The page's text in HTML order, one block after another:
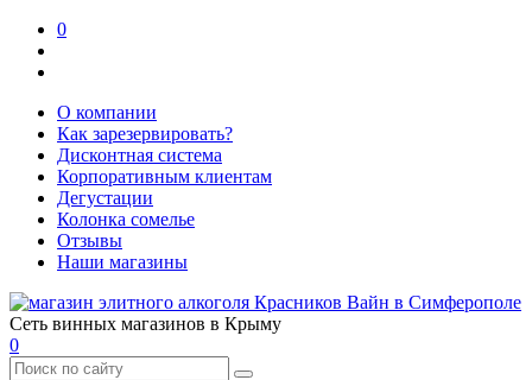
0
О компании
Как зарезервировать?
Дисконтная система
Корпоративным клиентам
Дегустации
Колонка сомелье
Отзывы
Наши магазины
Сеть винных магазинов в Крыму
0